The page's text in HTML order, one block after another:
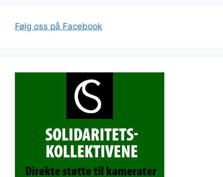
Følg oss på Facebook